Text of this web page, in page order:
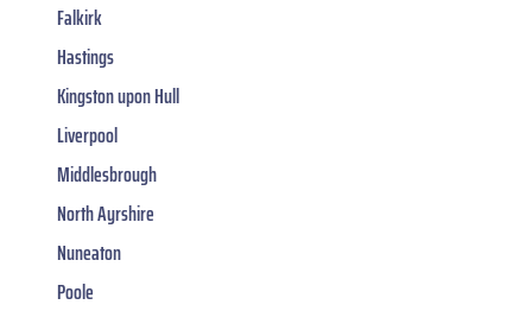
Falkirk
Hastings
Kingston upon Hull
Liverpool
Middlesbrough
North Ayrshire
Nuneaton
Poole